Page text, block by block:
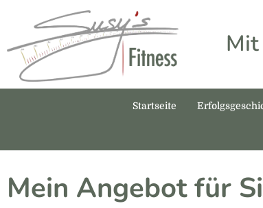
Startseite
Mein Angebot für